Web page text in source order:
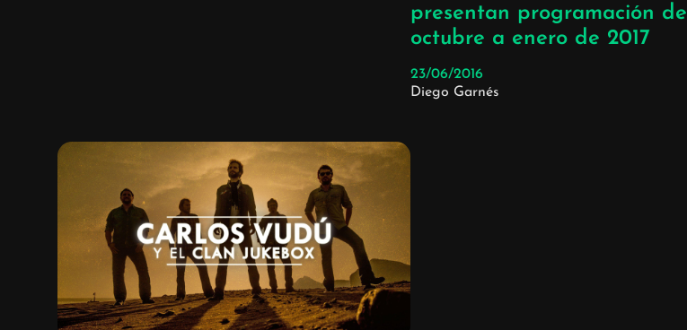
presentan programación de
octubre a enero de 2017
23/06/2016
Diego Garnés